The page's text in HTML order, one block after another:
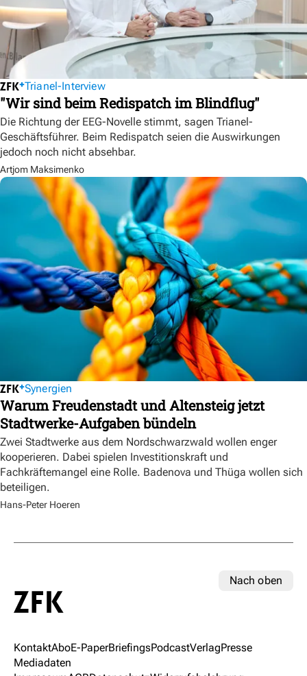
Trianel-Interview
"Wir sind beim Redispatch im Blindflug"
Die Richtung der EEG-Novelle stimmt, sagen Trianel-
Geschäftsführer. Beim Redispatch seien die Auswirkungen
jedoch noch nicht absehbar.
Artjom Maksimenko
Synergien
Warum Freudenstadt und Altensteig jetzt
Stadtwerke-Aufgaben bündeln
Zwei Stadtwerke aus dem Nordschwarzwald wollen enger
kooperieren. Dabei spielen Investitionskraft und
Fachkräftemangel eine Rolle. Badenova und Thüga wollen sich
beteiligen.
Hans-Peter Hoeren
Nach oben
KontaktAboE-PaperBriefingsPodcastVerlagPresse
Mediadaten